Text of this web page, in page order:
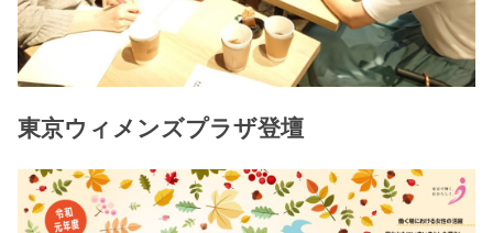
東京ウィメンズプラザ登壇